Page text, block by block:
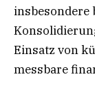
insbesondere
Einsatz von
messbare